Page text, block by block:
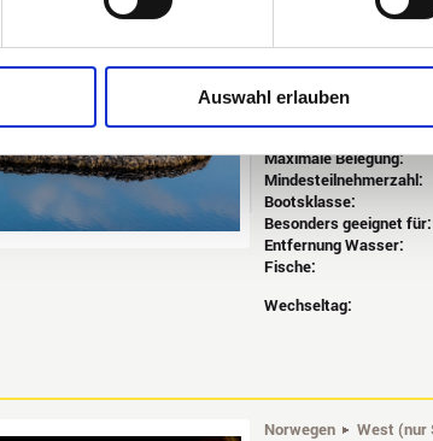
Auswahl erlauben
Hier am Langfjord
Große
Pool, Sauna und ein
Hier bleiben keine
Größe:
Maximale Belegung:
Mindesteilnehmerzahl:
Bootsklasse:
Besonders geeignet für:
Entfernung Wasser:
Fische:
Wechseltag:
Norwegen West (nur